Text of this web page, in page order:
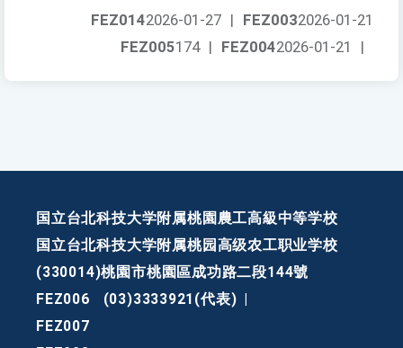
FEZ0032026-01-21
FEZ0142026-01-27 |
FEZ0042026-01-21 |
FEZ005174 |
国立台北科技大学附属桃園農工高級中等学校
国立台北科技大学附属桃园高级农工职业学校
(330014)桃園市桃園區成功路二段144號
FEZ006
(03)3333921(代表)
FEZ007